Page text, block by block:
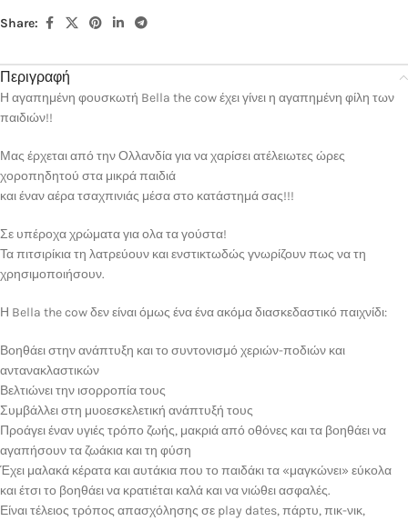
Share:
Περιγραφή
Η αγαπημένη φουσκωτή Bella the cow έχει γίνει η αγαπημένη φίλη των
παιδιών!!
Μας έρχεται από την Ολλανδία για να χαρίσει ατέλειωτες ώρες
χοροπηδητού στα μικρά παιδιά
και έναν αέρα τσαχπινιάς μέσα στο κατάστημά σας!!!
Σε υπέροχα χρώματα για ολα τα γούστα!
Τα πιτσιρίκια τη λατρεύουν και ενστικτωδώς γνωρίζουν πως να τη
χρησιμοποιήσουν.
Η Bella the cow δεν είναι όμως ένα ένα ακόμα διασκεδαστικό παιχνίδι:
Βοηθάει στην ανάπτυξη και το συντονισμό χεριών-ποδιών και
αντανακλαστικών
Βελτιώνει την ισορροπία τους
Συμβάλλει στη μυοεσκελετική ανάπτυξή τους
Προάγει έναν υγιές τρόπο ζωής, μακριά από οθόνες και τα βοηθάει να
αγαπήσουν τα ζωάκια και τη φύση
Έχει μαλακά κέρατα και αυτάκια που το παιδάκι τα «μαγκώνει» εύκολα
και έτσι το βοηθάει να κρατιέται καλά και να νιώθει ασφαλές.
Είναι τέλειος τρόπος απασχόλησης σε play dates, πάρτυ, πικ-νικ,